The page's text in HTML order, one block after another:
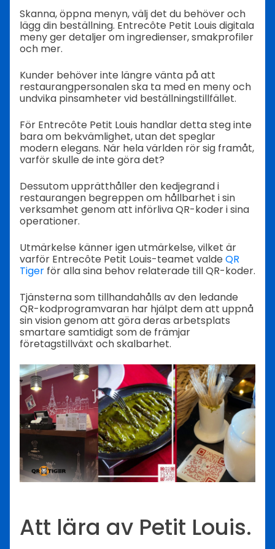
Skanna, öppna menyn, välj det du behöver och
lägg din beställning. Entrecôte Petit Louis digitala
meny ger detaljer om ingredienser, smakprofiler
och mer.
Kunder behöver inte längre vänta på att
restaurangpersonalen ska ta med en meny och
undvika pinsamheter vid beställningstillfället.
För Entrecôte Petit Louis handlar detta steg inte
bara om bekvämlighet, utan det speglar
modern elegans. När hela världen rör sig framåt,
varför skulle de inte göra det?
Dessutom upprätthåller den kedjegrand i
restaurangen begreppen om hållbarhet i sin
verksamhet genom att införliva QR-koder i sina
operationer.
Utmärkelse känner igen utmärkelse, vilket är
varför Entrecôte Petit Louis-teamet valde QR
Tiger för alla sina behov relaterade till QR-koder.
Tjänsterna som tillhandahålls av den ledande
QR-kodprogramvaran har hjälpt dem att uppnå
sin vision genom att göra deras arbetsplats
smartare samtidigt som de främjar
företagstillväxt och skalbarhet.
Att lära av Petit Louis.